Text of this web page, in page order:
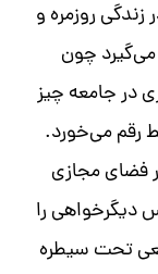
روزمره و
می‌گیرد چون
در جامعه چیز
رقم می‌خورد.
فضای مجازی
دیگرخواهی را
تحت سیطره